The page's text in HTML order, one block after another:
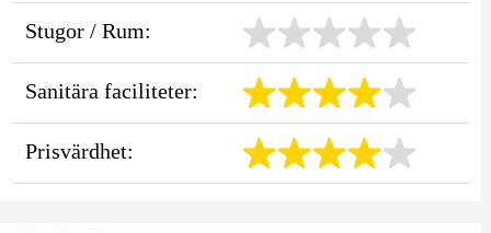
Stugor / Rum:
Sanitära faciliteter:
Prisvärdhet: